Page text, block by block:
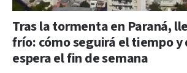
Tras la tormenta en Paraná,
frío: cómo seguirá el tiempo y
espera el fin de semana